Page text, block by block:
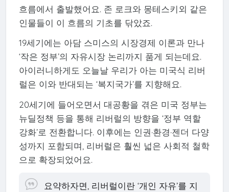
흐름에서 출발했어요. 존 로크와 몽테스키외 같은
인물들이 이 흐름의 기초를 닦았죠.
19세기에는 아담 스미스의 시장경제 이론과 만나
‘작은 정부’의 자유시장 논리까지 품게 되는데요.
아이러니하게도 오늘날 우리가 아는 미국식 리버
럴은 이와 반대되는 ‘복지국가’를 지향해요.
20세기에 들어오면서 대공황을 겪은 미국 정부는
뉴딜정책 등을 통해 리버럴의 방향을 ‘정부 역할
강화’로 전환합니다. 이후에는 인권·환경·젠더 다양
성까지 포함되며, 리버럴은 훨씬 넓은 사회적 철학
으로 확장되었어요.
요약하자면, 리버럴이란 ‘개인 자유’를 지